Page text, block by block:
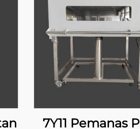
7Y11 Pemanas